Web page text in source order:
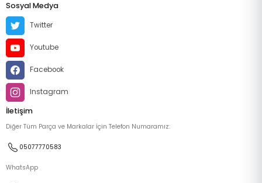
Sosyal Medya
Twitter
Youtube
Facebook
Instagram
İletişim
Diğer Tüm Parça ve Markalar İçin Telefon Numaramız:
05077770583
WhatsApp